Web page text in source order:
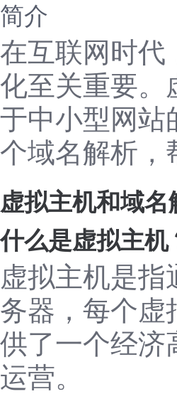
简介
在互联网时代
化至关重要。
于中小型网站
个域名解析，
虚拟主机和域
什么是虚拟主机
虚拟主机是
务器，每个虚
供了一个经济
运营。